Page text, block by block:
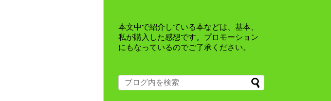
本文中で紹介している本などは、基本、
私が購入した感想です。プロモーション
にもなっているのでご了承ください。